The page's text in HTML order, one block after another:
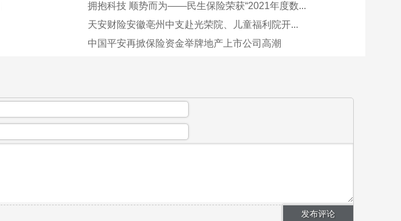
拥抱科技 顺势而为——民生保险荣获“2021年度数...
天安财险安徽亳州中支赴光荣院、儿童福利院开...
中国平安再掀保险资金举牌地产上市公司高潮